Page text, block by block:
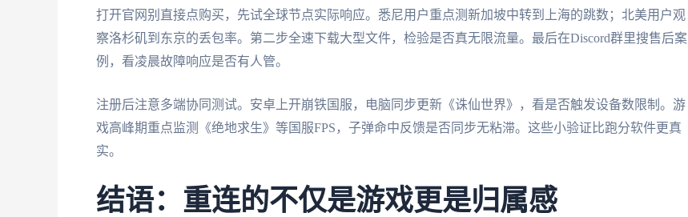
打开官网别直接点购买，先试全球节点实际响应。悉尼用户重点测新加坡中转到上海的跳数；北美用户观
察洛杉矶到东京的丢包率。第二步全速下载大型文件，检验是否真无限流量。最后在Discord群里搜售后案
例，看凌晨故障响应是否有人管。
注册后注意多端协同测试。安卓上开崩铁国服，电脑同步更新《诛仙世界》，看是否触发设备数限制。游
戏高峰期重点监测《绝地求生》等国服FPS，子弹命中反馈是否同步无粘滞。这些小验证比跑分软件更真
实。
结语：重连的不仅是游戏更是归属感